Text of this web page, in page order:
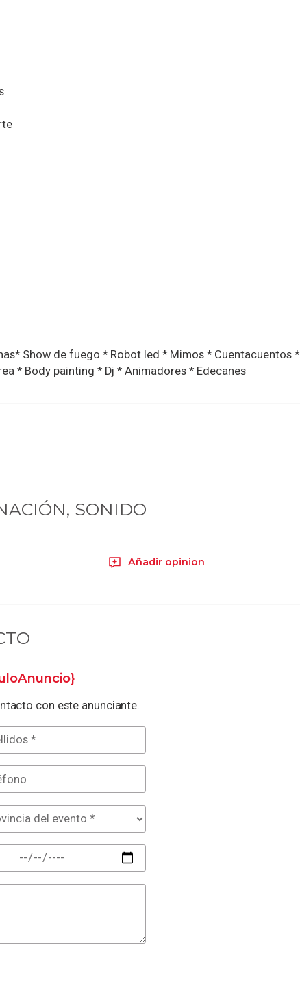
Show de fuego * Robot led * Mimos * Cuentacuentos *
* Body painting * Dj * Animadores * Edecanes
SONIDO
Añadir opinion
con este anunciante.